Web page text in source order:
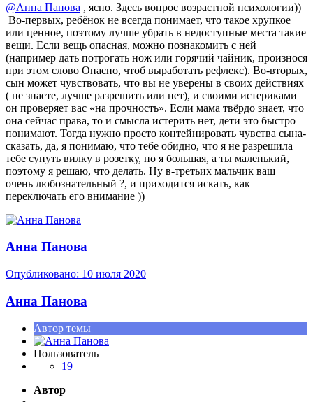
@Анна Панова , ясно. Здесь вопрос возрастной психологии))
Во-первых, ребёнок не всегда понимает, что такое хрупкое
или ценное, поэтому лучше убрать в недоступные места такие
вещи. Если вещь опасная, можно познакомить с ней
(например дать потрогать нож или горячий чайник, произнося
при этом слово Опасно, чтоб выработать рефлекс). Во-вторых,
сын может чувствовать, что вы не уверены в своих действиях
( не знаете, лучше разрешить или нет), и своими истериками
он проверяет вас «на прочность». Если мама твёрдо знает, что
она сейчас права, то и смысла истерить нет, дети это быстро
понимают. Тогда нужно просто контейнировать чувства сына-
сказать, да, я понимаю, что тебе обидно, что я не разрешила
тебе сунуть вилку в розетку, но я большая, а ты маленький,
поэтому я решаю, что делать. Ну в-третьих мальчик ваш
очень любознательный ?, и приходится искать, как
переключать его внимание ))
Анна Панова
Опубликовано: 10 июля 2020
Анна Панова
Автор темы
Пользователь
19
Автор